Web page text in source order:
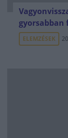
ELEMZÉSEK